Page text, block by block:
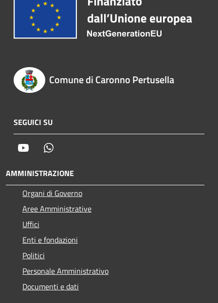
Comune di Caronno Pertusella
SEGUICI SU
Youtube
AMMINISTRAZIONE
Organi di Governo
Aree Amministrative
Uffici
Enti e fondazioni
Politici
Personale Amministrativo
Documenti e dati